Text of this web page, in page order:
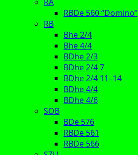
RBDe 560 “Domino”
RB
Bhe 2/4
Bhe 4/4
BDhe 2/3
BDhe 2/4 7
BDhe 2/4 11–14
BDhe 4/4
BDhe 4/6
SOB
BDe 576
RBDe 561
RBDe 566